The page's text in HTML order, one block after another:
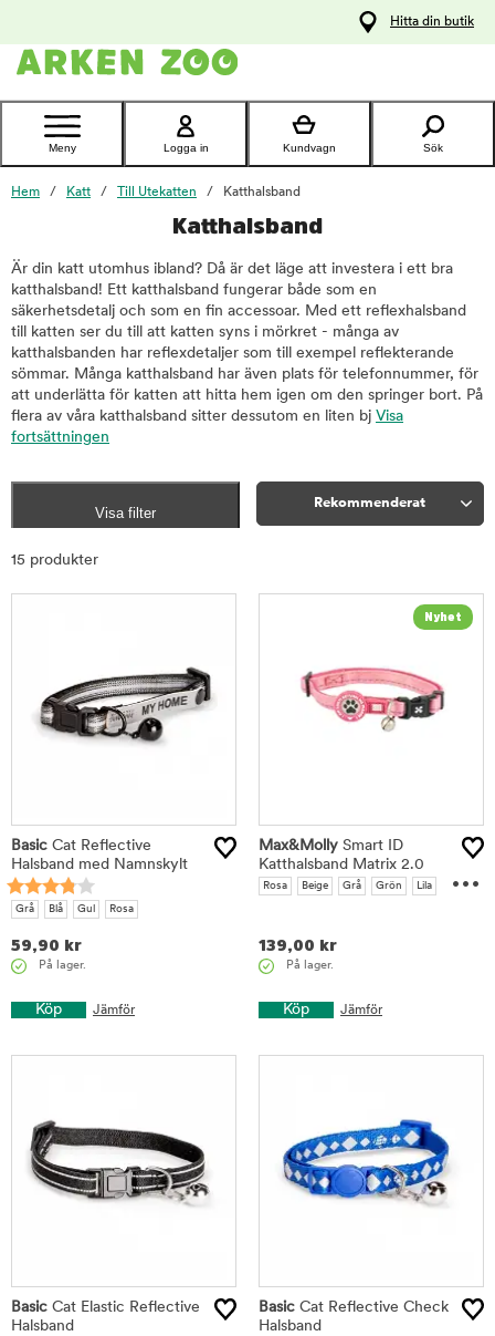
Kontakta
Hitta din butik
Meny Logga in Kundvagn Sök
Hem Katt Till Utekatten Katthalsband
Katthalsband
Är din katt utomhus ibland? Då är det läge att investera i ett bra
katthalsband! Ett katthalsband fungerar både som en
säkerhetsdetalj och som en fin accessoar. Med ett reflexhalsband
till katten ser du till att katten syns i mörkret - många av
katthalsbanden har reflexdetaljer som till exempel reflekterande
sömmar. Många katthalsband har även plats för telefonnummer, för
att underlätta för katten att hitta hem igen om den springer bort. På
flera av våra katthalsband sitter dessutom en liten bj Visa
fortsättningen
Visa filter
Rekommenderat
15 produkter
Basic Cat Reflective
Halsband med Namnskylt
Grå Blå Gul Rosa
59,90 kr
På lager.
Köp Jämför
Max&Molly Smart ID
Katthalsband Matrix 2.0
Rosa Beige Grå Grön
Lila
...
139,00 kr
På lager.
Köp Jämför
Basic Cat Elastic Reflective
Halsband
Basic Cat Reflective Check
Halsband